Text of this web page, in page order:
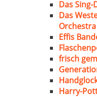
Das Sing-
Das
Orchestra
Effis
frisch
Harry-